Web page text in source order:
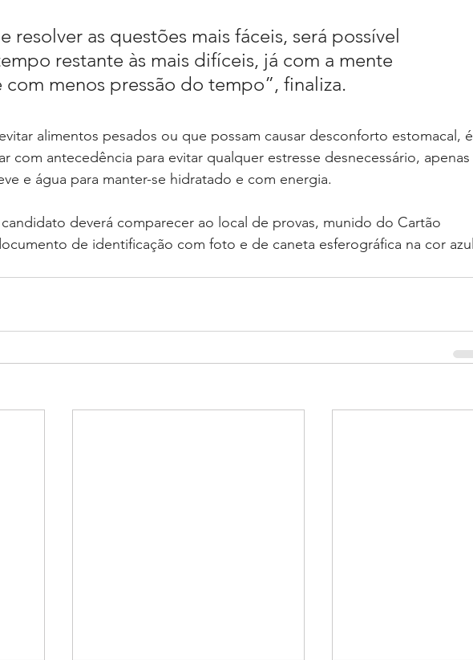
restante às mais difíceis, já com a mente
com menos pressão do tempo”, finaliza.
alimentos pesados ou que possam causar desconforto estomacal, é
com antecedência para evitar qualquer estresse desnecessário, apenas
e água para manter-se hidratado e com energia.
deverá comparecer ao local de provas, munido do Cartão
de identificação com foto e de caneta esferográfica na cor azul